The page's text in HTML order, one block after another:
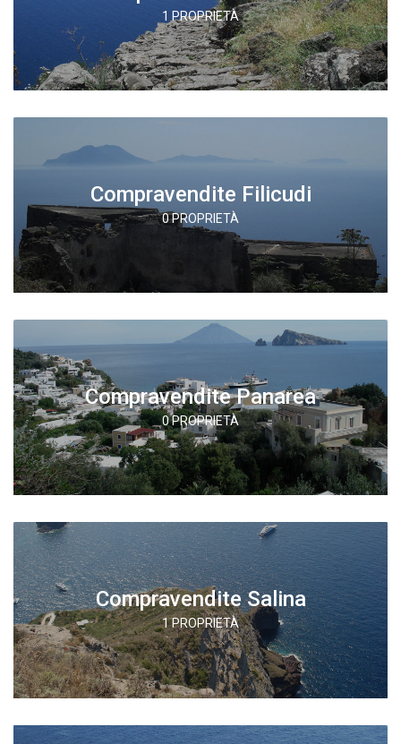
1 PROPRIETÀ
Compravendite Filicudi
0 PROPRIETÀ
Compravendite Panarea
0 PROPRIETÀ
Compravendite Salina
1 PROPRIETÀ